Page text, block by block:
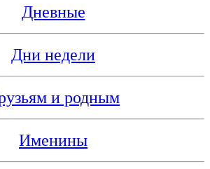
Дневные
Дни недели
и родным
Именины